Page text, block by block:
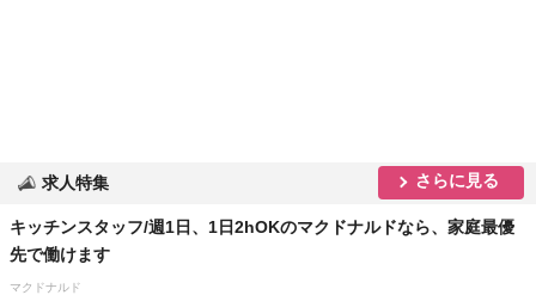
求人特集 さらに見る
キッチンスタッフ/週1日、1日2hOKのマクドナルドなら、家庭最優
先で働けます
マクドナルド